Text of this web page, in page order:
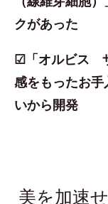
クがあった
☑「オルビス
感をもったお
いから開発
美を加速